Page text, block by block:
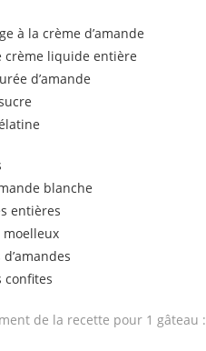
à la crème d’amande
crème liquide entière
d’amande
blanche
entières
confites
de la recette pour 1 gâteau :